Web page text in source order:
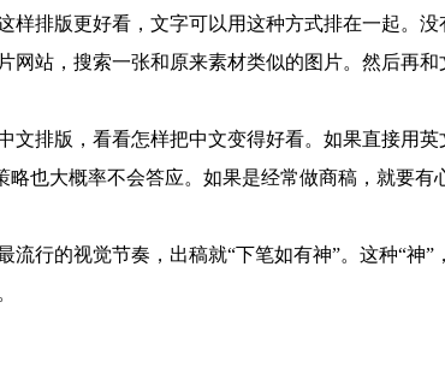
排版更好看，文字可以用这种方式排在一起。没
网站，搜索一张和原来素材类似的图片。然后再
排版，看看怎样把中文变得好看。如果直接用英
略也大概率不会答应。如果是经常做商稿，就要有
行的视觉节奏，出稿就“下笔如有神”。这种“神”